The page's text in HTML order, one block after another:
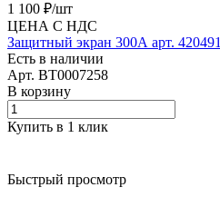
1 100 ₽/шт
ЦЕНА С НДС
Защитный экран 300А арт. 420491
Есть в наличии
Арт. BT0007258
В корзину
Купить в 1 клик
Быстрый просмотр